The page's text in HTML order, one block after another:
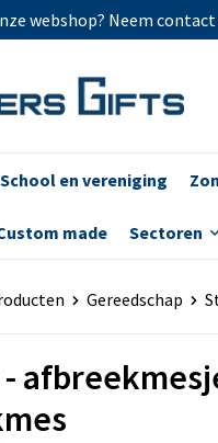
webshop? Neem
School en vereniging
made Sectoren
Gereedschap
-